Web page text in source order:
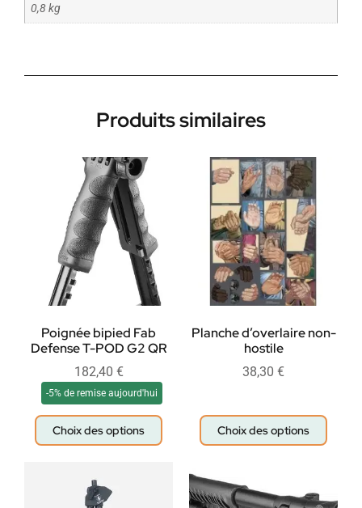
0,8 kg
Produits similaires
Poignée bipied Fab
Defense T-POD G2 QR
182,40 €
-5% de remise aujourd'hui
Choix des options
Planche d’overlaire non-
hostile
38,30 €
Choix des options